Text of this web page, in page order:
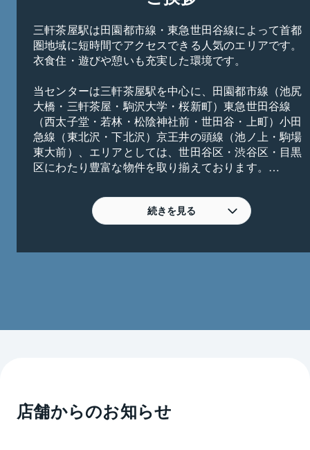
三軒茶屋駅は田園都市線・東急世田谷線によって首都
圏地域に短時間でアクセスできる人気のエリアです。
衣食住・遊びや憩いも充実した環境です。
当センターは三軒茶屋駅を中心に、田園都市線（池尻
大橋・三軒茶屋・駒沢大学・桜新町）東急世田谷線
（西太子堂・若林・松陰神社前・世田谷・上町）小田
急線（東北沢・下北沢）京王井の頭線（池ノ上・駒場
東大前）、エリアとしては、世田谷区・渋谷区・目黒
区にわたり豊富な物件を取り揃えております。
【こんなご相談をお待ちしております】
・相続した不動産の活用に困っている。リフォームし
て貸す？建て直す？売れるのかな？
・事業用物件の貸出しを検討してる。
えをご検討のオーナー様など、様々なご要望にお応え
続きを見る
店舗からのお知らせ